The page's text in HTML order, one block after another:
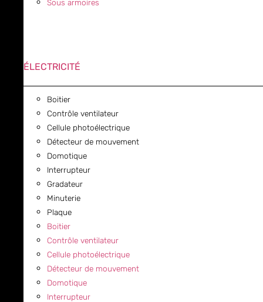
Sous armoires
ÉLECTRICITÉ
Boitier
Contrôle ventilateur
Cellule photoélectrique
Détecteur de mouvement
Domotique
Interrupteur
Gradateur
Minuterie
Plaque
Boitier
Contrôle ventilateur
Cellule photoélectrique
Détecteur de mouvement
Domotique
Interrupteur